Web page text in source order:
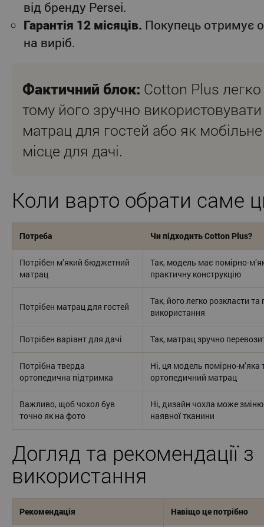
від бренду Persei.
Гарантія 12 місяців. Покупець отримує
на виріб.
Фактичний блок: Cotton Plus
тому його зручно
матрац для гостей або як
місце для дачі.
Коли варто обрати саме
Потреба Чи підходить Cotton Plus?
Потрібен м’який бюджетний
матрац
Так, модель має помірно-
практичну конструкцію
Потрібен матрац для гостей
Так, його легко розкласти та
використання
Потрібен варіант для дачі Так, матрац зручно
Потрібна тверда
ортопедична підтримка
Ні, ця модель помірно-
ортопедичний матрац
Важливо, щоб чохол був
точно як на фото
Ні, дизайн чохла може
наявної тканини
Догляд та рекомендації з
використання
Рекомендація Навіщо це потрібно